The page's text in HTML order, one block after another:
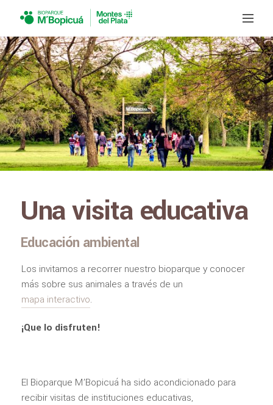
Una visita educativa
Educación ambiental
Los invitamos a recorrer nuestro bioparque y conocer
más sobre sus animales a través de un
mapa interactivo.
¡Que lo disfruten!
El Bioparque M’Bopicuá ha sido acondicionado para
recibir visitas de instituciones educativas,